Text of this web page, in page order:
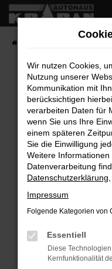
Zum
Hauptinhalt
springen
Fehler:
Beim Laden ist ein
Hier sind ein paar
Überprüfe
Laden andere
Suchmaschine?
Prüfe deine
Manche
verhindern.
anderen
Fenster?
Wir nutzen Cookies,
Nutzung unserer
Kommunikation mit
berücksichtigen
verarbeiten Daten für
wenn Sie uns Ihre
einem späteren
Sie die Einwilligung
Weitere
Datenverarbeitung
Datenschutzerklärung
Impressum
Folgende Kategorien von
Essentiell
Diese
Kernfunktionalität